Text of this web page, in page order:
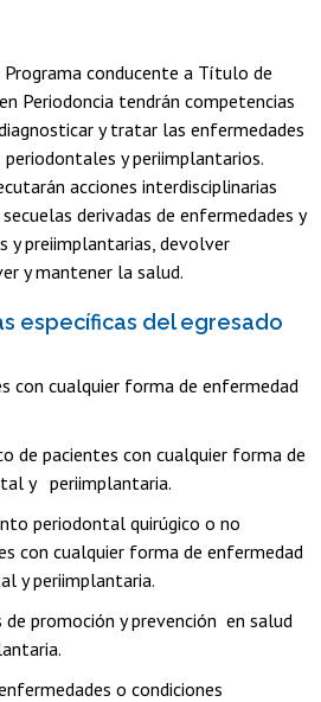
Programa conducente a Título de
Periodoncia tendrán competencias
y tratar las enfermedades
y periimplantarios.
acciones interdisciplinarias
derivadas de enfermedades y
y preiimplantarias, devolver
y mantener la salud.
específicas del egresado
con cualquier forma de enfermedad
de pacientes con cualquier forma de
y periimplantaria.
periodontal quirúgico o no
con cualquier forma de enfermedad
y periimplantaria.
promoción y prevención en salud
o condiciones